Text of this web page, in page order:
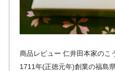
商品レビュー 仁井田本家のこ
1711年(正徳元年)創業の福島